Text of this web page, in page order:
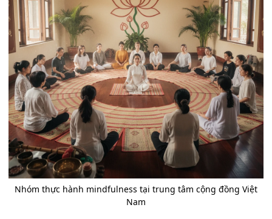
Nhóm thực hành mindfulness tại trung tâm cộng đồng Việt
Nam